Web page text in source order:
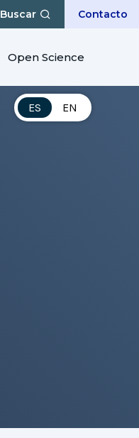
Buscar Contacto
Open Science
ES
EN